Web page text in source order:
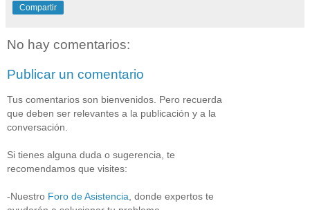
Compartir
No hay comentarios:
Publicar un comentario
Tus comentarios son bienvenidos. Pero recuerda
que deben ser relevantes a la publicación y a la
conversación.
Si tienes alguna duda o sugerencia, te
recomendamos que visites:
-Nuestro Foro de Asistencia , donde expertos te